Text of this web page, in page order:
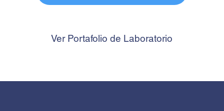
Ver Portafolio de Laboratorio